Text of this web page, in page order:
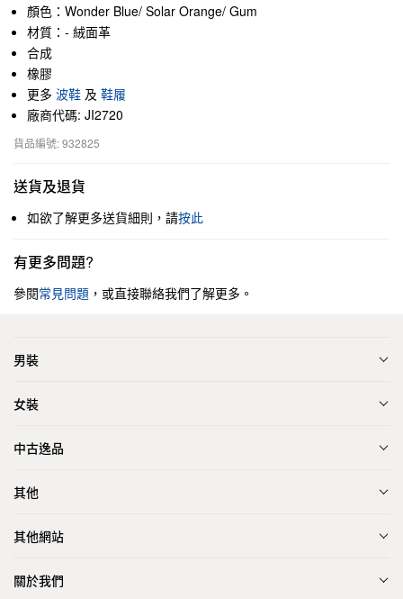
顏色：Wonder Blue/ Solar Orange/ Gum
材質：- 絨面革
合成
橡膠
更多 波鞋 及 鞋履
廠商代碼: JI2720
貨品編號: 932825
送貨及退貨
如欲了解更多送貨細則，請按此
有更多問題?
參閱常見問題 ，或直接聯絡我們了解更多。
男裝
女裝
中古逸品
其他
其他網站
關於我們